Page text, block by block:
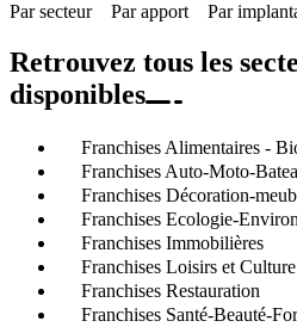
Par secteur
Par apport Par
Retrouvez tous les
disponibles
Franchises Alimentaires -
Franchises Auto-Moto-
Franchises Décoration-
Franchises Ecologie-
Franchises Immobilières
Franchises Loisirs et Culture
Franchises Restauration
Franchises Santé-Beauté-